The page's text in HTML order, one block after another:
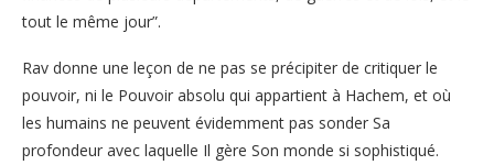
tout le même jour”.
Rav donne une leçon de ne pas se précipiter de critiquer le
pouvoir, ni le Pouvoir absolu qui appartient à Hachem, et où
les humains ne peuvent évidemment pas sonder Sa
profondeur avec laquelle Il gère Son monde si sophistiqué.